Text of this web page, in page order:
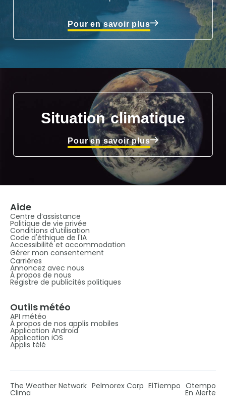
Pour en savoir plus
Situation climatique
Pour en savoir plus
Aide
Centre d’assistance
Politique de vie privée
Conditions d’utilisation
Code d'éthique de l'IA
Accessibilité et accommodation
Gérer mon consentement
Carrières
Annoncez avec nous
À propos de nous
Registre de publicités politiques
Outils météo
API météo
À propos de nos applis mobiles
Application Android
Application iOS
Applis télé
The Weather Network Pelmorex Corp ElTiempo Otempo
Clima En Alerte